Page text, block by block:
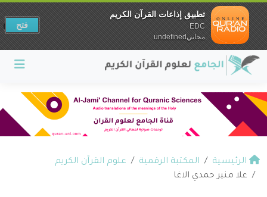
الرئيسية المكتبة الرقمية
علوم القرآن الكريم
علا منير حمدي الاغا
تطبيق إذاعات القرآن الكريم
EDC
مجانيundefined
فتح